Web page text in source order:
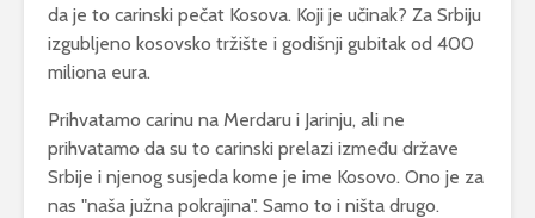
da je to carinski pečat Kosova. Koji je učinak? Za Srbiju
izgubljeno kosovsko tržište i godišnji gubitak od 400
miliona eura.
Prihvatamo carinu na Merdaru i Jarinju, ali ne
prihvatamo da su to carinski prelazi između države
Srbije i njenog susjeda kome je ime Kosovo. Ono je za
nas "naša južna pokrajina". Samo to i ništa drugo.